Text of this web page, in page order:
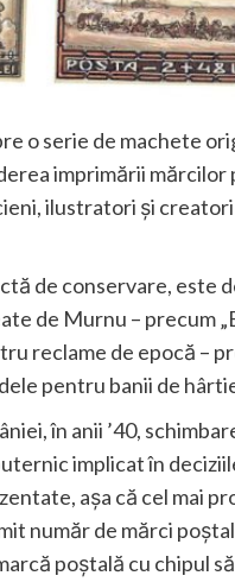
o serie de machete
imprimării
ilustratori și
de conservare, este
de Murnu – precum
reclame de epocă –
pentru banii de
în anii ’40,
implicat în
așa că cel mai
număr de mărci
poștală cu chipul